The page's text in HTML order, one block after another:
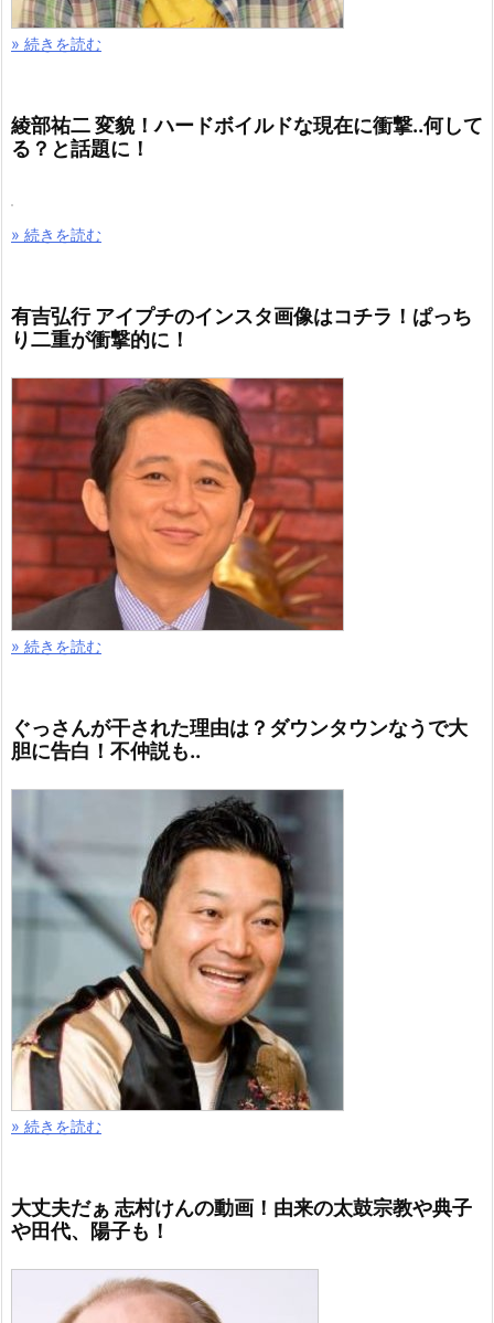
» 続きを読む
綾部祐二 変貌！ハードボイルドな現在に衝撃..何して
る？と話題に！
» 続きを読む
有吉弘行 アイプチのインスタ画像はコチラ！ぱっち
り二重が衝撃的に！
» 続きを読む
ぐっさんが干された理由は？ダウンタウンなうで大
胆に告白！不仲説も..
» 続きを読む
大丈夫だぁ 志村けんの動画！由来の太鼓宗教や典子
や田代、陽子も！